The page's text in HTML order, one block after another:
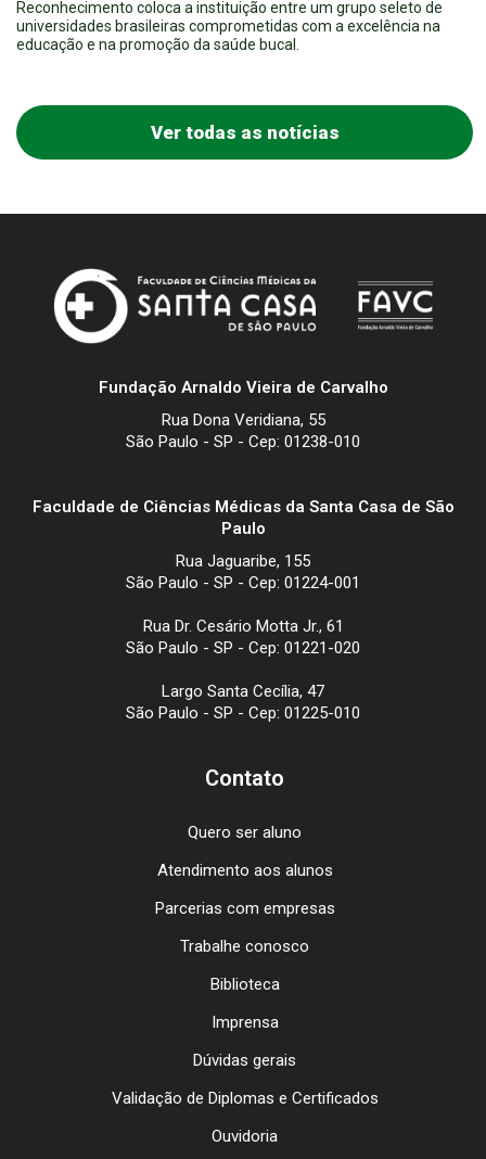
Reconhecimento coloca a instituição entre um grupo seleto de
universidades brasileiras comprometidas com a excelência na
educação e na promoção da saúde bucal.
Ver todas as notícias
Fundação Arnaldo Vieira de Carvalho
Rua Dona Veridiana, 55
São Paulo - SP - Cep: 01238-010
Faculdade de Ciências Médicas da Santa Casa de São
Paulo
Rua Jaguaribe, 155
São Paulo - SP - Cep: 01224-001
Rua Dr. Cesário Motta Jr., 61
São Paulo - SP - Cep: 01221-020
Largo Santa Cecília, 47
São Paulo - SP - Cep: 01225-010
Contato
Quero ser aluno
Atendimento aos alunos
Parcerias com empresas
Trabalhe conosco
Biblioteca
Imprensa
Dúvidas gerais
Validação de Diplomas e Certificados
Ouvidoria